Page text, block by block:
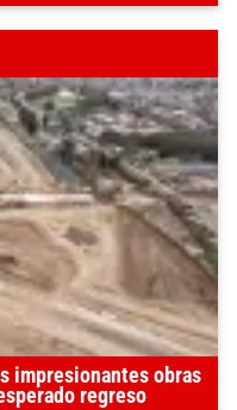
impresionantes obras
regreso